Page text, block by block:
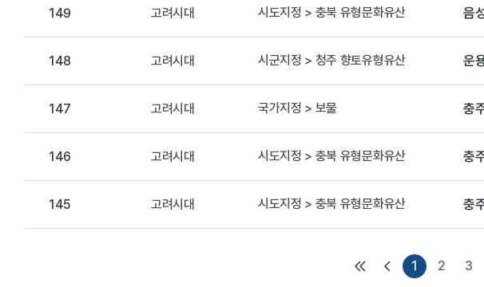
149 고려시대 시도지정 > 충북 유형문화유산 음
148 고려시대 시군지정 > 청주 향토유형유산 운
147 고려시대 국가지정 > 보물 충
146 고려시대 시도지정 > 충북 유형문화유산 충
145 고려시대 시도지정 > 충북 유형문화유산 충
1 2 3